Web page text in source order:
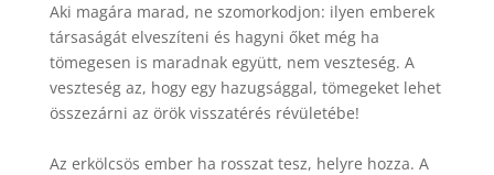
Aki magára marad, ne szomorkodjon: ilyen emberek
társaságát elveszíteni és hagyni őket még ha
tömegesen is maradnak együtt, nem veszteség. A
veszteség az, hogy egy hazugsággal, tömegeket lehet
összezárni az örök visszatérés révületébe!
Az erkölcsös ember ha rosszat tesz, helyre hozza. A